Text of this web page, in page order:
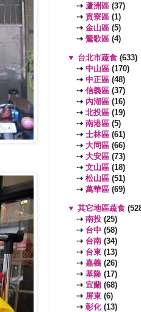
⇢ 蘆洲區 (37)
⇢ 貢寮區 (1)
⇢ 金山區 (5)
⇢ 鶯歌區 (4)
▼ 台北市蔬食 (633)
⇢ 中山區 (170)
⇢ 中正區 (48)
⇢ 信義區 (37)
⇢ 內湖區 (16)
⇢ 北投區 (19)
⇢ 南港區 (5)
⇢ 士林區 (61)
⇢ 大同區 (66)
⇢ 大安區 (73)
⇢ 文山區 (18)
⇢ 松山區 (51)
⇢ 萬華區 (69)
▼ 其它地區蔬食
⇢ 南投 (25)
⇢ 台中 (58)
⇢ 台南 (34)
⇢ 台東 (13)
⇢ 嘉義 (26)
⇢ 基隆 (17)
⇢ 宜蘭 (68)
⇢ 屏東 (6)
⇢ 彰化(13)